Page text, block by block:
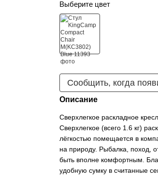
Выберите цвет
Сообщить, когда
Описание
Сверхлегкое раскладное
Сверхлегкое (всего 1.6 кг)
лёгкостью помещается в
на природу. Рыбалка, поход,
быть вполне комфортным.
удобную сумку в считанные